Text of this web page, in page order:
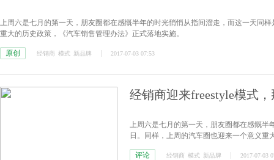
上周六是七月的第一天，朋友圈都在感慨半年的时光悄悄从指间溜走，而这一天同
重大的历史政策，《汽车销售管理办法》正式落地实施。
原创 经销商 模式 新品牌 2017-07-03 07:53
经销商迎来freestyle模式，
上周六是七月的第一天，朋友圈都在感慨半
日。同样，上周的汽车圈也迎来一个意义
评论 经销商 模式 新品牌 2017-07-03